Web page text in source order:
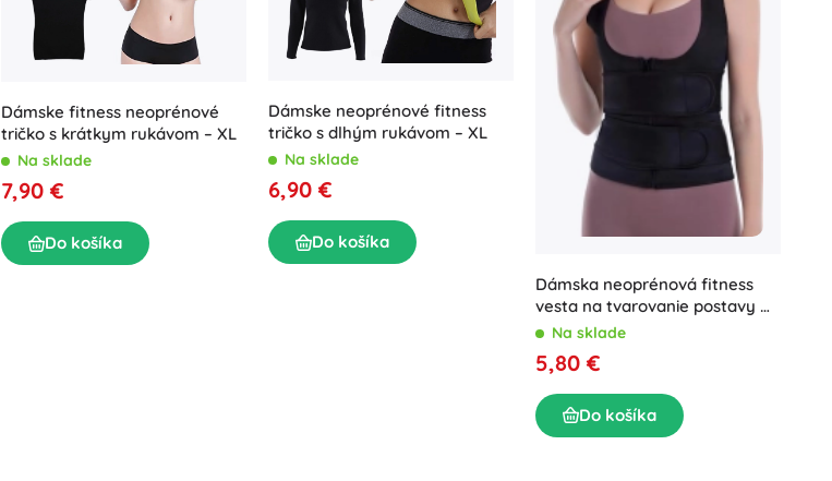
Dámske fitness neoprénové
tričko s krátkym rukávom – XL
Na sklade
7,90 €
Do košíka
Dámske neoprénové fitness
tričko s dlhým rukávom – XL
Na sklade
6,90 €
Do košíka
Dámska neoprénová fitness
vesta na tvarovanie postavy M,
čierna
Na sklade
5,80 €
Do košíka